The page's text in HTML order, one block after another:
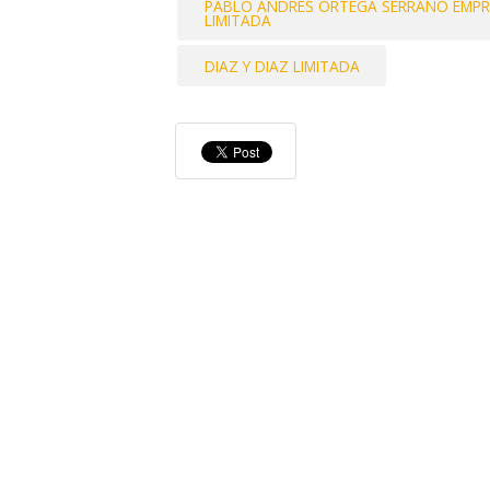
PABLO ANDRES ORTEGA SERRANO
LIMITADA
DIAZ Y DIAZ LIMITADA